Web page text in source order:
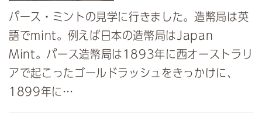
パース・ミントの見学に行きました。造幣局は英
語でmint。例えば日本の造幣局はJapan
Mint。パース造幣局は1893年に西オーストラリ
アで起こったゴールドラッシュをきっかけに、
1899年に…